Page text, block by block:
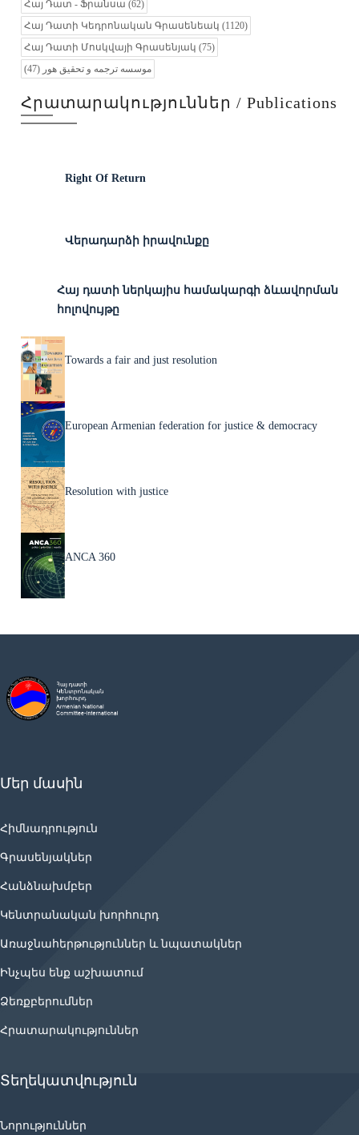
Հայ Դատ - Ֆրանսա (62)
Հայ Դատի Կեդրոնական Գրասենեակ (1120)
Հայ Դատի Մոսկվայի Գրասենյակ (75)
موسسه ترجمه و تحقیق هور (47)
Հրատարակություններ / Publications
Right Of Return
Վերադարձի իրավունքը
Հայ դատի ներկայիս համակարգի ձևավորման
հոլովույթը
Towards a fair and just resolution
European Armenian federation for justice & democracy
Resolution with justice
ANCA 360
Մեր մասին
Հիմնադրություն
Գրասենյակներ
Հանձնախմբեր
Կենտրանական խորհուրդ
Առաջնահերթություններ և նպատակներ
Ինչպես ենք աշխատում
Ձեռքբերումներ
Հրատարակություններ
Տեղեկատվություն
Նորություններ